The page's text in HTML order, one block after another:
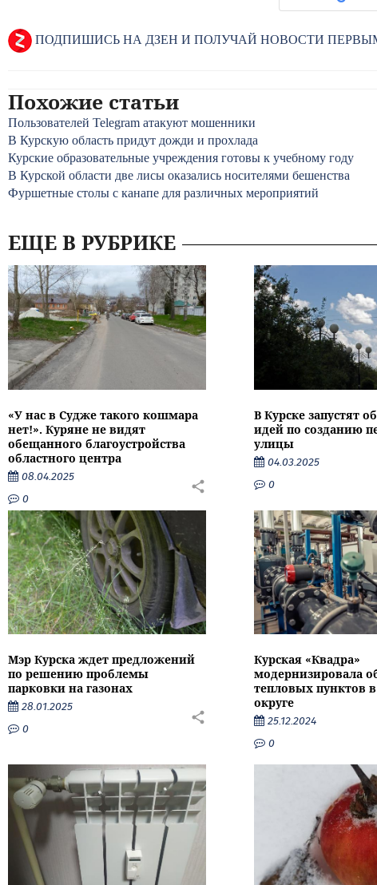
ПОДПИШИСЬ НА ДЗЕН И ПОЛУЧАЙ НОВОСТИ
Похожие статьи
Пользователей Telegram атакуют мошенники
В Курскую область придут дожди и прохлада
Курские образовательные учреждения готовы к учебному году
В Курской области две лисы оказались носителями бешенства
Фуршетные столы с канапе для различных мероприятий
ЕЩЕ В РУБРИКЕ
«У нас в Судже такого кошмара
нет!». Куряне не видят
обещанного благоустройства
областного центра
08.04.2025
0
В Курске запустят
идей по созданию
улицы
04.03.2025
0
Мэр Курска ждет предложений
по решению проблемы
парковки на газонах
28.01.2025
0
Курская «Квадра»
модернизировала
тепловых пунктов
округе
25.12.2024
0